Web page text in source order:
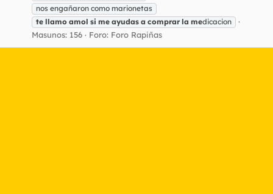
nos engañaron como marionetas
te llamo amol si me ayudas a comprar la medicacion
Masunos: 156 Foro: Foro Rapiñas